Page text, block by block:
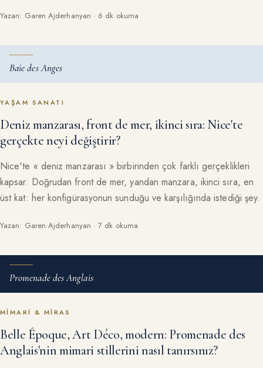
Yazan: Garen Ajderhanyan · 6 dk okuma
Baie des Anges
YAŞAM SANATI
Deniz manzarası, front de mer, ikinci sıra: Nice'te
gerçekte neyi değiştirir?
Nice'te « deniz manzarası » birbirinden çok farklı gerçeklikleri
kapsar. Doğrudan front de mer, yandan manzara, ikinci sıra, en
üst kat: her konfigürasyonun sunduğu ve karşılığında istediği şey.
Yazan: Garen Ajderhanyan · 7 dk okuma
Promenade des Anglais
MIMARI & MIRAS
Belle Époque, Art Déco, modern: Promenade des
Anglais'nin mimari stillerini nasıl tanırsınız?